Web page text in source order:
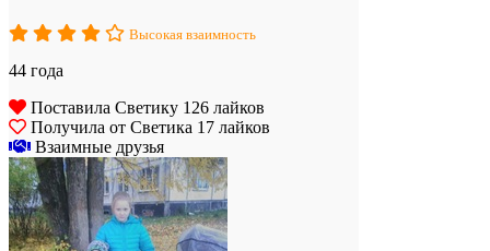
Высокая взаимность
44 года
Поставила Светику 126 лайков
Получила от Светика 17 лайков
Взаимные друзья